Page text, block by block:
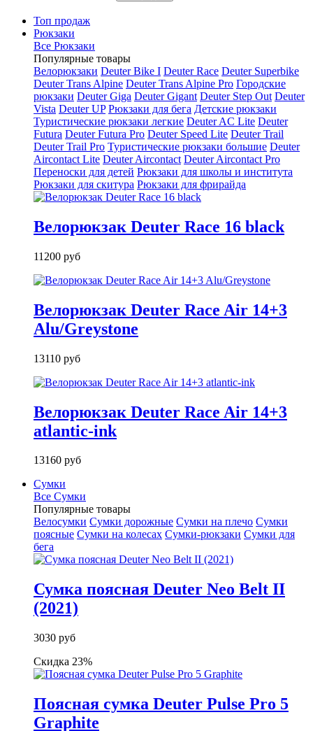
Топ продаж
Рюкзаки
Все Рюкзаки
Популярные товары
Велорюкзаки Deuter Bike I Deuter Race Deuter Superbike
Deuter Trans Alpine Deuter Trans Alpine Pro Городские
рюкзаки Deuter Giga Deuter Gigant Deuter Step Out Deuter
Vista Deuter UP Рюкзаки для бега Детские рюкзаки
Туристические рюкзаки легкие Deuter AС Lite Deuter
Futura Deuter Futura Pro Deuter Speed Lite Deuter Trail
Deuter Trail Pro Туристические рюкзаки большие Deuter
Aircontact Lite Deuter Aircontact Deuter Aircontact Pro
Переноски для детей Рюкзаки для школы и института
Рюкзаки для скитура Рюкзаки для фрирайда
Велорюкзак Deuter Race 16 black
11200 руб
Велорюкзак Deuter Race Air 14+3
Alu/Greystone
13110 руб
Велорюкзак Deuter Race Air 14+3
atlantic-ink
13160 руб
Сумки
Все Сумки
Популярные товары
Велосумки Сумки дорожные Сумки на плечо Сумки
поясные Сумки на колесах Сумки-рюкзаки Сумки для
бега
Сумка поясная Deuter Neo Belt II
(2021)
3030 руб
Скидка 23%
Поясная сумка Deuter Pulse Pro 5
Graphite